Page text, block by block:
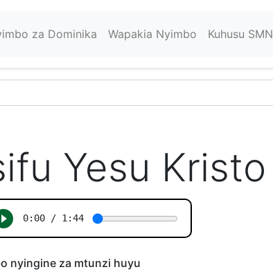
za Dominika Wapakia Nyimbo Kuhusu SMN
Yesu Kristo
nyingine za mtunzi huyu